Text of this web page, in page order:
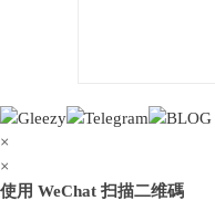
花
×
×
使用 WeChat 扫描二维碼